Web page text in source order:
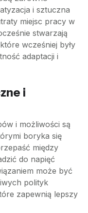
i sztuczna
miejsc pracy w
stwarzają
wcześniej były
adaptacji i
i
i możliwości są
boryka się
między
do napięć
może być
polityk
zapewnią lepszy